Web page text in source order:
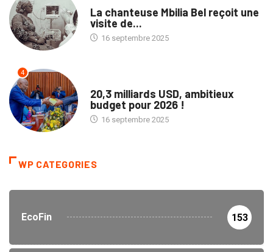
La chanteuse Mbilia Bel reçoit une
visite de...
16 septembre 2025
4
20,3 milliards USD, ambitieux
budget pour 2026 !
16 septembre 2025
WP CATEGORIES
EcoFin 153